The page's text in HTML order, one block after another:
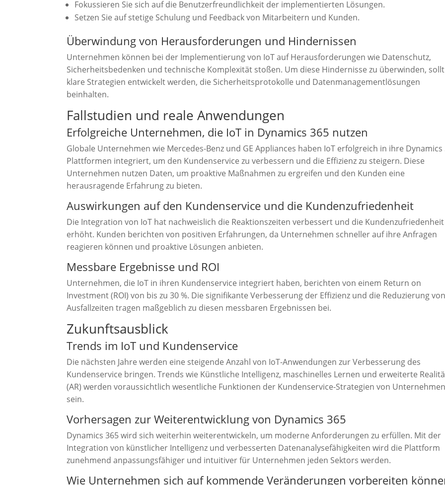
Fokussieren Sie sich auf die Benutzerfreundlichkeit der implementierten Lösungen.
Setzen Sie auf stetige Schulung und Feedback von Mitarbeitern und Kunden.
Überwindung von Herausforderungen und Hindernissen
Unternehmen können bei der Implementierung von IoT auf Herausforderungen wie Datenschutz,
Sicherheitsbedenken und technische Komplexität stoßen. Um diese Hindernisse zu überwinden,
klare Strategien entwickelt werden, die Sicherheitsprotokolle und Datenmanagementlösungen
beinhalten.
Fallstudien und reale Anwendungen
Erfolgreiche Unternehmen, die IoT in Dynamics 365 nutzen
Globale Unternehmen wie Mercedes-Benz und GE Appliances haben IoT erfolgreich in ihre Dynamics
Plattformen integriert, um den Kundenservice zu verbessern und die Effizienz zu steigern. Diese
Unternehmen nutzen Daten, um proaktive Maßnahmen zu ergreifen und den Kunden eine
herausragende Erfahrung zu bieten.
Auswirkungen auf den Kundenservice und die Kundenzufriedenheit
Die Integration von IoT hat nachweislich die Reaktionszeiten verbessert und die Kundenzufriedenheit
erhöht. Kunden berichten von positiven Erfahrungen, da Unternehmen schneller auf ihre Anfragen
reagieren können und proaktive Lösungen anbieten.
Messbare Ergebnisse und ROI
Unternehmen, die IoT in ihren Kundenservice integriert haben, berichten von einem Return on
Investment (ROI) von bis zu 30 %. Die signifikante Verbesserung der Effizienz und die Reduzierung
Ausfallzeiten tragen maßgeblich zu diesen messbaren Ergebnissen bei.
Zukunftsausblick
Trends im IoT und Kundenservice
Die nächsten Jahre werden eine steigende Anzahl von IoT-Anwendungen zur Verbesserung des
Kundenservice bringen. Trends wie Künstliche Intelligenz, maschinelles Lernen und erweiterte
(AR) werden voraussichtlich wesentliche Funktionen der Kundenservice-Strategien von
sein.
Vorhersagen zur Weiterentwicklung von Dynamics 365
Dynamics 365 wird sich weiterhin weiterentwickeln, um moderne Anforderungen zu erfüllen. Mit der
Integration von künstlicher Intelligenz und verbesserten Datenanalysefähigkeiten wird die Plattform
zunehmend anpassungsfähiger und intuitiver für Unternehmen jeden Sektors werden.
Wie Unternehmen sich auf kommende Veränderungen vorbereiten